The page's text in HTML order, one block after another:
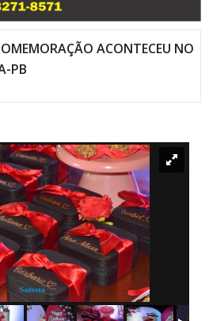
ACONTECEU NO
PB